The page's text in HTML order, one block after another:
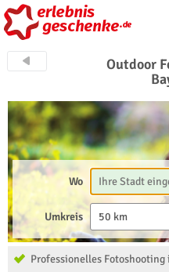
Outdoor
Wo
Umkreis 50 km
Professionelles